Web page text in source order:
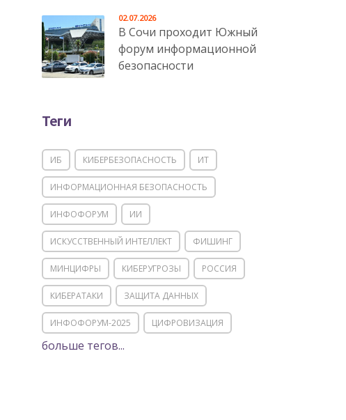
В Сочи проходит Южный
форум информационной
безопасности
02.07.2026
Теги
ИБ КИБЕРБЕЗОПАСНОСТЬ ИТ
ИНФОРМАЦИОННАЯ БЕЗОПАСНОСТЬ
ИНФОФОРУМ ИИ
ИСКУССТВЕННЫЙ ИНТЕЛЛЕКТ ФИШИНГ
МИНЦИФРЫ КИБЕРУГРОЗЫ РОССИЯ
КИБЕРАТАКИ ЗАЩИТА ДАННЫХ
ИНФОФОРУМ-2025 ЦИФРОВИЗАЦИЯ
КИИ ИТ-ИНФРАСТРУКТУРА
больше тегов...